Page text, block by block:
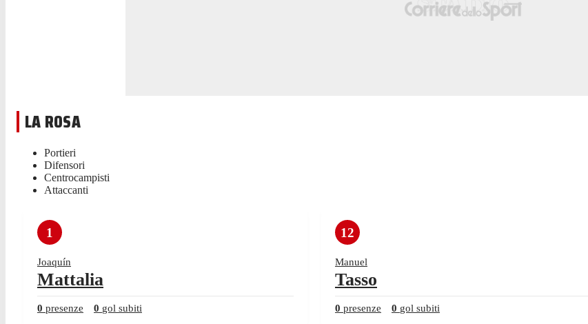
LA ROSA
Portieri
Difensori
Centrocampisti
Attaccanti
1
Joaquín
Mattalia
0 presenze 0 gol subiti
12
Manuel
Tasso
0 presenze 0 gol subiti